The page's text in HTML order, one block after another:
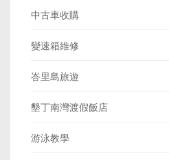
中古車收購
變速箱維修
峇里島旅遊
墾丁南灣渡假飯店
游泳教學